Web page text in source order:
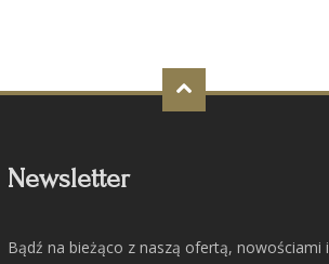
Newsletter
Bądź na bieżąco z naszą ofertą, nowościami i